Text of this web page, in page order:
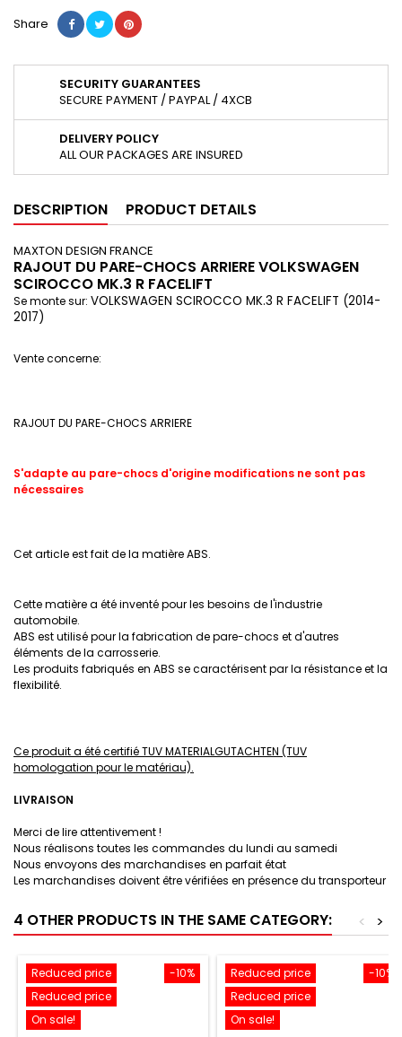
Share
SECURITY GUARANTEES
SECURE PAYMENT / PAYPAL / 4XCB
DELIVERY POLICY
ALL OUR PACKAGES ARE INSURED
DESCRIPTION PRODUCT DETAILS
MAXTON DESIGN FRANCE
RAJOUT DU PARE-CHOCS ARRIERE VOLKSWAGEN
SCIROCCO MK.3 R FACELIFT
Se monte sur: VOLKSWAGEN SCIROCCO MK.3 R FACELIFT (2014-
2017)
Vente concerne:
RAJOUT DU PARE-CHOCS ARRIERE
S'adapte au pare-chocs d'origine modifications ne sont pas
nécessaires
Cet article est fait de la matière ABS.
Cette matière a été inventé pour les besoins de l'industrie
automobile.
ABS est utilisé pour la fabrication de pare-chocs et d'autres
éléments de la carrosserie.
Les produits fabriqués en ABS se caractérisent par la résistance et la
flexibilité.
Ce produit a été certifié TUV MATERIALGUTACHTEN (TUV
homologation pour le matériau).
LIVRAISON
Merci de lire attentivement !
Nous réalisons toutes les commandes du lundi au samedi
Nous envoyons des marchandises en parfait état
Les marchandises doivent être vérifiées en présence du transporteur
4 OTHER PRODUCTS IN THE SAME CATEGORY: >
<
-10%
Reduced price
Reduced price
On sale!
-10%
Reduced price
Reduced price
On sale!